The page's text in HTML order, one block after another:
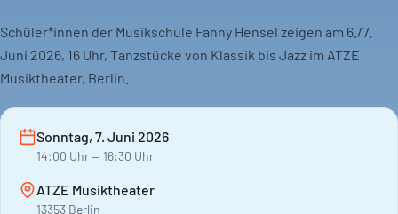
Schüler*innen der Musikschule Fanny Hensel zeigen am 6./7.
Juni 2026, 16 Uhr, Tanzstücke von Klassik bis Jazz im ATZE
Musiktheater, Berlin.
Sonntag, 7. Juni 2026
14:00 Uhr— 16:30 Uhr
ATZE Musiktheater
13353 Berlin